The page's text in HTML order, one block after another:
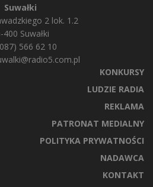
Suwałki
2 lok. 1.2
400 Suwałki
566 62 10
KONKURSY
LUDZIE RADIA
REKLAMA
PATRONAT MEDIALNY
POLITYKA PRYWATNOŚCI
NADAWCA
KONTAKT